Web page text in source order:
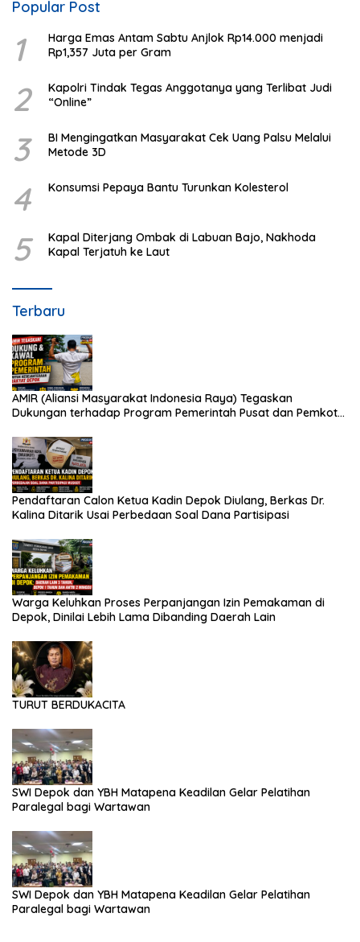
Popular Post
1
Harga Emas Antam Sabtu Anjlok Rp14.000 menjadi
Rp1,357 Juta per Gram
2
Kapolri Tindak Tegas Anggotanya yang Terlibat Judi
“Online”
3
BI Mengingatkan Masyarakat Cek Uang Palsu Melalui
Metode 3D
4 Konsumsi Pepaya Bantu Turunkan Kolesterol
5
Kapal Diterjang Ombak di Labuan Bajo, Nakhoda
Kapal Terjatuh ke Laut
Terbaru
AMIR (Aliansi Masyarakat Indonesia Raya) Tegaskan
Dukungan terhadap Program Pemerintah Pusat dan Pemkot
Pendaftaran Calon Ketua Kadin Depok Diulang, Berkas Dr.
Kalina Ditarik Usai Perbedaan Soal Dana Partisipasi
Warga Keluhkan Proses Perpanjangan Izin Pemakaman di
Depok, Dinilai Lebih Lama Dibanding Daerah Lain
TURUT BERDUKACITA
SWI Depok dan YBH Matapena Keadilan Gelar Pelatihan
Paralegal bagi Wartawan
SWI Depok dan YBH Matapena Keadilan Gelar Pelatihan
Paralegal bagi Wartawan